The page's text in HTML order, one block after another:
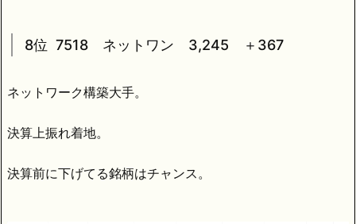
8位 7518 ネットワン 3,245 ＋367
ネットワーク構築大手。
決算上振れ着地。
決算前に下げてる銘柄はチャンス。